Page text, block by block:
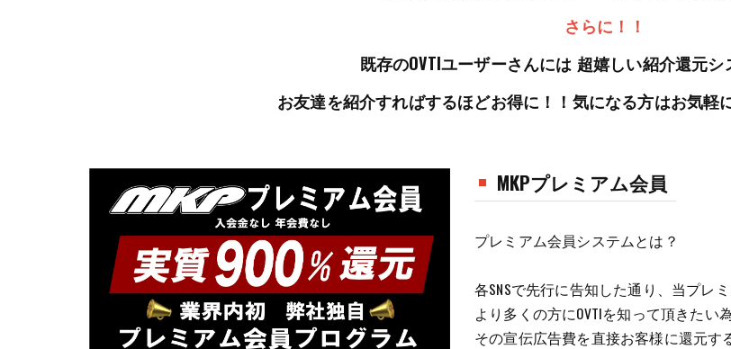
さらに！！
既存のOVTIユーザーさんには 超嬉しい紹介還元
お友達を紹介すればするほどお得に！！気になる方はお気軽
MKPプレミアム会員
プレミアム会員システムとは？
各SNSで先行に告知した通り、当プレ
より多くの方にOVTIを知って頂きたい
その宣伝広告費を直接お客様に還元す